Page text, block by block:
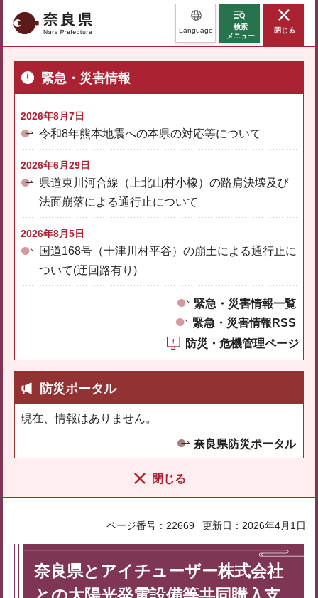
奈良県 Language
検索
メニュー
閉じる
緊急・災害情報
2026年8月7日
令和8年熊本地震への本県の対応等について
2026年6月29日
県道東川河合線（上北山村小橡）の路肩決壊及び
法面崩落による通行止について
2026年8月5日
国道168号（十津川村平谷）の崩土による通行止に
ついて(迂回路有り)
緊急・災害情報一覧
緊急・災害情報RSS
防災・危機管理ページ
防災ポータル
現在、情報はありません。
奈良県防災ポータル
閉じる
ページ番号：22669 更新日：2026年4月1日
奈良県とアイチューザー株式会社